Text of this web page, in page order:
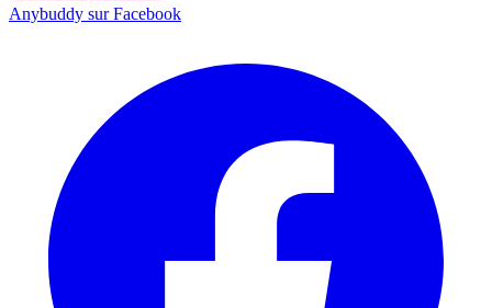
Anybuddy sur Facebook